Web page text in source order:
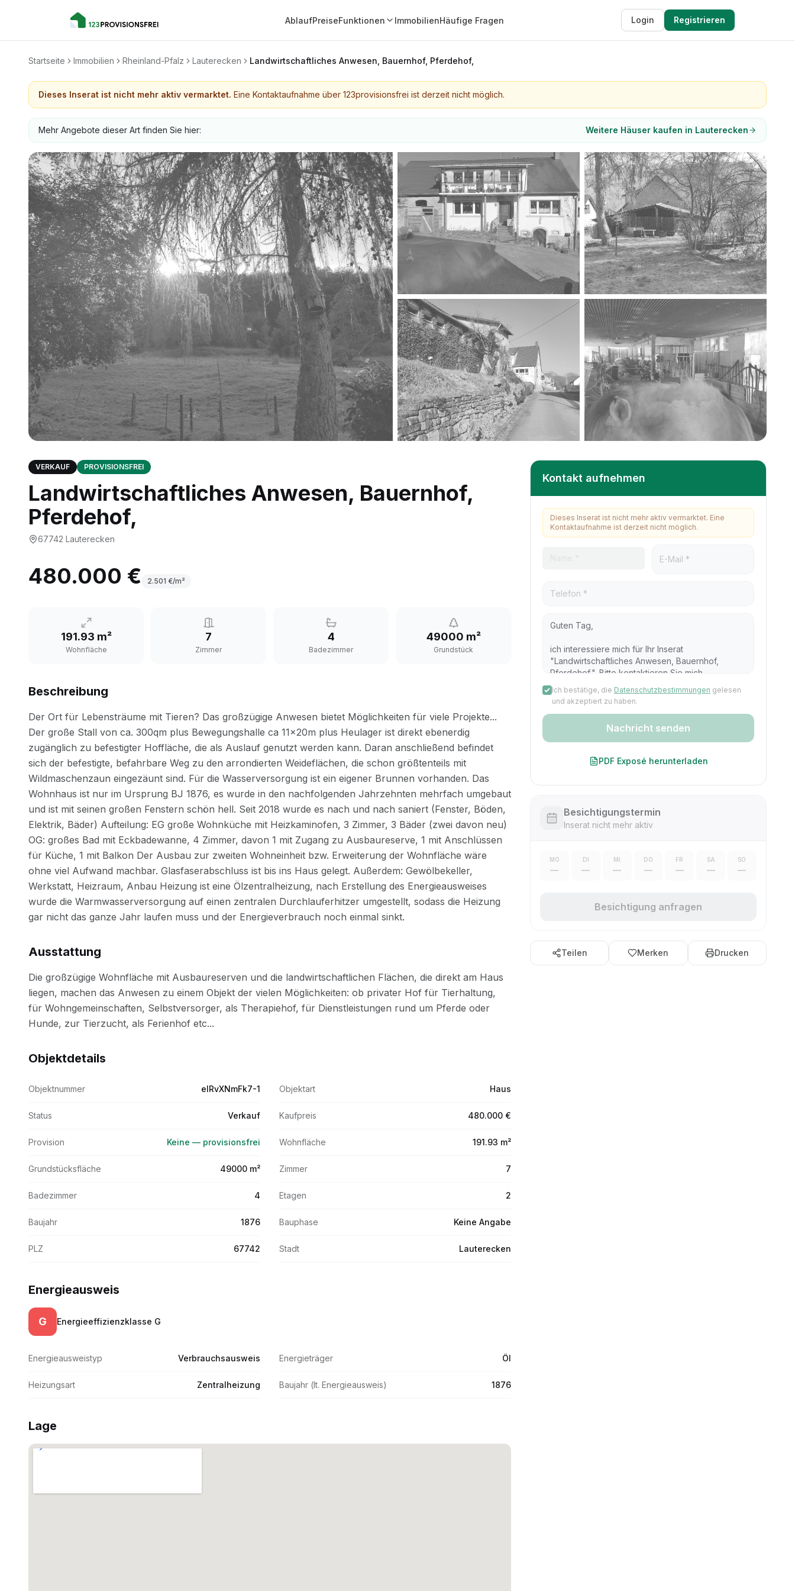
AblaufPreiseFunktionen ImmobilienHäufige Fragen Login Registrieren
Startseite Immobilien Rheinland-Pfalz Lauterecken Landwirtschaftliches Anwesen, Bauernhof, Pferdehof,
Dieses Inserat ist nicht mehr aktiv vermarktet. Eine Kontaktaufnahme über 123provisionsfrei ist derzeit nicht möglich.
Mehr Angebote dieser Art finden Sie hier: Weitere Häuser kaufen in Lauterecken
VERKAUF PROVISIONSFREI
Landwirtschaftliches Anwesen, Bauernhof,
Pferdehof,
67742 Lauterecken
480.000 € 2.501 €/m²
191.93 m²
Wohnfläche
7
Zimmer
4
Badezimmer
49000 m²
Grundstück
Beschreibung
Ausstattung
Objektdetails
Objektnummer elRvXNmFk7-1 Objektart Haus
Status Verkauf Kaufpreis 480.000 €
Provision Keine — provisionsfrei Wohnfläche 191.93 m²
Grundstücksfläche 49000 m² Zimmer 7
Badezimmer 4 Etagen 2
Baujahr 1876 Bauphase Keine Angabe
PLZ 67742 Stadt Lauterecken
Energieausweis
G Energieeffizienzklasse G
Energieausweistyp Verbrauchsausweis Energieträger Öl
Heizungsart Zentralheizung Baujahr (lt. Energieausweis) 1876
Lage
Kontakt aufnehmen
Dieses Inserat ist nicht mehr aktiv vermarktet. Eine
Kontaktaufnahme ist derzeit nicht möglich.
Ich bestätige, die Datenschutzbestimmungen gelesen
und akzeptiert zu haben.
Nachricht senden
PDF Exposé herunterladen
Besichtigungstermin
Inserat nicht mehr aktiv
MO
—
DI
—
MI
—
DO
—
FR
—
SA
—
SO
—
Besichtigung anfragen
Teilen Merken Drucken